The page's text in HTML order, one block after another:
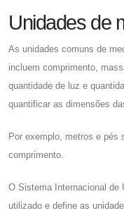
Unidades de
As unidades comuns de
incluem comprimento,
quantidade de luz e
quantificar as dimensões
Por exemplo, metros e pés
comprimento.
O Sistema Internacional de
utilizado e define as